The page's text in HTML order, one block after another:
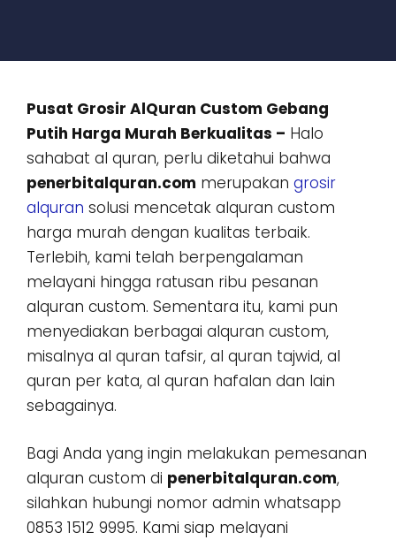
Pusat Grosir AlQuran Custom Gebang
Putih Harga Murah Berkualitas – Halo
sahabat al quran, perlu diketahui bahwa
penerbitalquran.com merupakan grosir
alquran solusi mencetak alquran custom
harga murah dengan kualitas terbaik.
Terlebih, kami telah berpengalaman
melayani hingga ratusan ribu pesanan
alquran custom. Sementara itu, kami pun
menyediakan berbagai alquran custom,
misalnya al quran tafsir, al quran tajwid, al
quran per kata, al quran hafalan dan lain
sebagainya.
Bagi Anda yang ingin melakukan pemesanan
alquran custom di penerbitalquran.com,
silahkan hubungi nomor admin whatsapp
0853 1512 9995. Kami siap melayani